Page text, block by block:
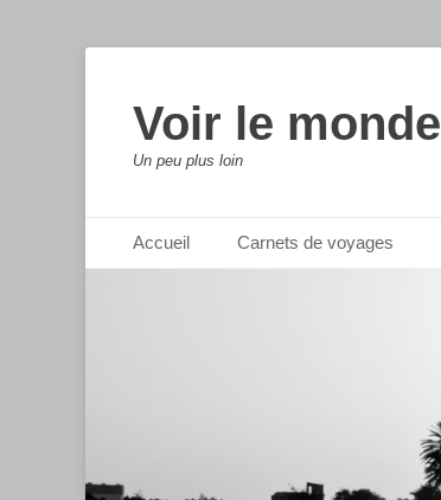
Voir le monde
Un peu plus loin
Menu principal
Accueil Carnets de voyages